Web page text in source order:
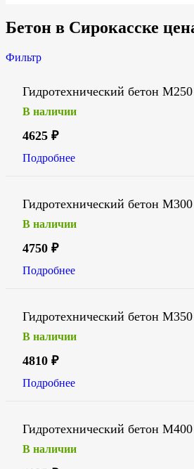
Бетон в Сирокасске
Фильтр
Гидротехнический бетон
В наличии
4625 ₽
Подробнее
Гидротехнический бетон
В наличии
4750 ₽
Подробнее
Гидротехнический бетон
В наличии
4810 ₽
Подробнее
Гидротехнический бетон
В наличии